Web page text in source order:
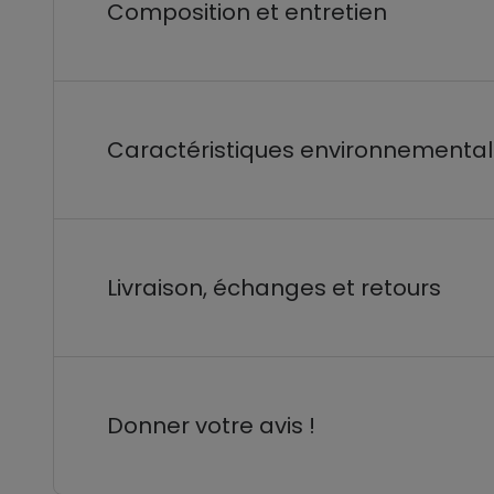
Composition et entretien
Caractéristiques
Livraison, échanges et retours
Donner votre avis !